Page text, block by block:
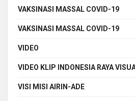
VAKSINASI MASSAL COVID-19
VAKSINASI MASSAL COVID-19
VIDEO
VIDEO KLIP INDONESIA RAYA
VISI MISI AIRIN-ADE